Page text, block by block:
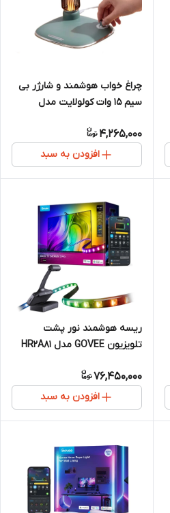
چراغ خواب هوشمند و شارژر بی
سیم 15 وات کولولایت مدل
4,265,000
افزودن به سبد
ریسه هوشمند نور پشت
تلویزیون GOVEE مدل HR2A81
76,450,000
افزودن به سبد